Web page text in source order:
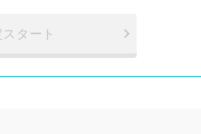
タート